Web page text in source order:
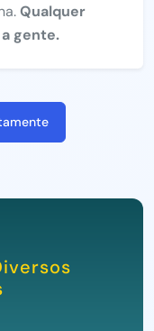
Qualquer
gente.